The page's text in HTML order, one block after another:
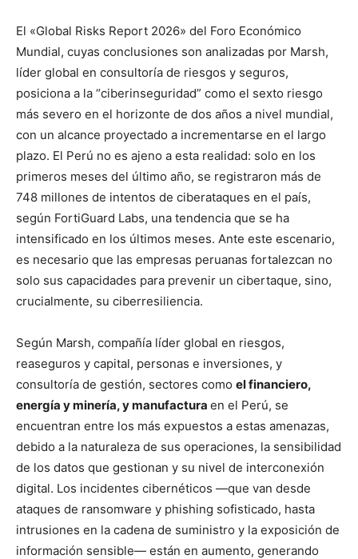
El «Global Risks Report 2026» del Foro Económico
Mundial, cuyas conclusiones son analizadas por Marsh,
líder global en consultoría de riesgos y seguros,
posiciona a la “ciberinseguridad” como el sexto riesgo
más severo en el horizonte de dos años a nivel mundial,
con un alcance proyectado a incrementarse en el largo
plazo. El Perú no es ajeno a esta realidad: solo en los
primeros meses del último año, se registraron más de
748 millones de intentos de ciberataques en el país,
según FortiGuard Labs, una tendencia que se ha
intensificado en los últimos meses. Ante este escenario,
es necesario que las empresas peruanas fortalezcan no
solo sus capacidades para prevenir un cibertaque, sino,
crucialmente, su ciberresiliencia.
Según Marsh, compañía líder global en riesgos,
reaseguros y capital, personas e inversiones, y
consultoría de gestión, sectores como el financiero,
energía y minería, y manufactura en el Perú, se
encuentran entre los más expuestos a estas amenazas,
debido a la naturaleza de sus operaciones, la sensibilidad
de los datos que gestionan y su nivel de interconexión
digital. Los incidentes cibernéticos —que van desde
ataques de ransomware y phishing sofisticado, hasta
intrusiones en la cadena de suministro y la exposición de
información sensible— están en aumento, generando